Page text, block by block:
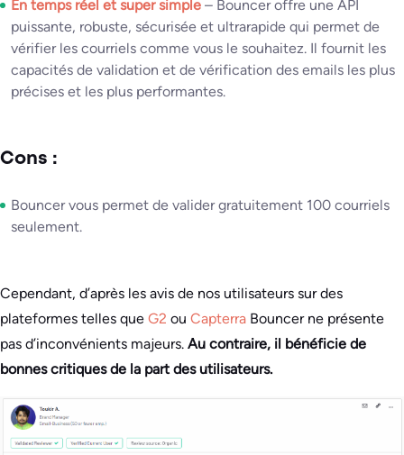
En temps réel et super simple – Bouncer offre une API
puissante, robuste, sécurisée et ultrarapide qui permet de
vérifier les courriels comme vous le souhaitez. Il fournit les
capacités de validation et de vérification des emails les plus
précises et les plus performantes.
Cons :
Bouncer vous permet de valider gratuitement 100 courriels
seulement.
Cependant, d’après les avis de nos utilisateurs sur des
plateformes telles que G2 ou Capterra Bouncer ne présente
pas d’inconvénients majeurs. Au contraire, il bénéficie de
bonnes critiques de la part des utilisateurs.